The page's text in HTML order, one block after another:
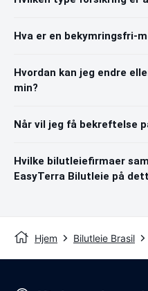
Hva er en bekymringsfri-
Hvordan kan jeg endre
min?
Når vil jeg få bekreftelse
Hvilke bilutleiefirmaer
EasyTerra Bilutleie på
Hjem Bilutleie Brasil